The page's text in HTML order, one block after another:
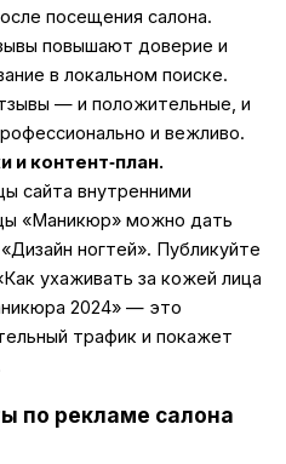
посещения салона.
повышают доверие и
в локальном поиске.
— и положительные, и
и вежливо.
и контент‑план.
сайта внутренними
«Маникюр» можно дать
ногтей». Публикуйте
ухаживать за кожей лица
2024» — это
трафик и покажет
по рекламе салона